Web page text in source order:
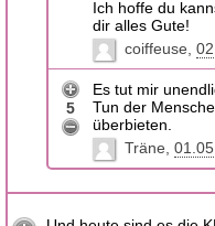
Ich hoffe du
dir alles Gute!
coiffeuse
5
Es tut mir
Tun der
überbieten.
Träne